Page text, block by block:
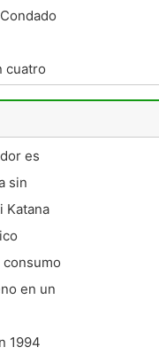
cuatro
es
sin
Katana
en un
1994